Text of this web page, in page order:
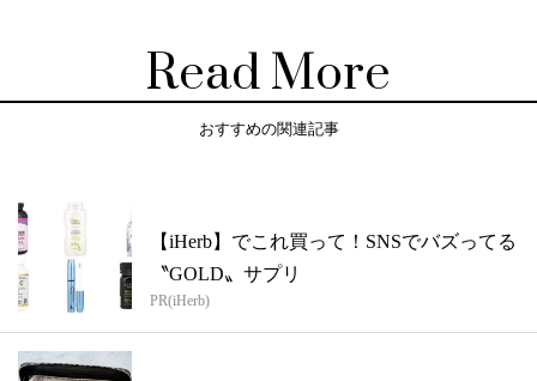
Read More
おすすめの関連記事
【iHerb】でこれ買って！SNSでバズってる
〝GOLD〟サプリ
PR(iHerb)